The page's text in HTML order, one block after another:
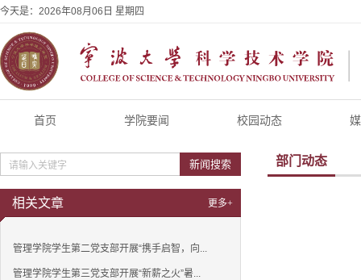
今天是： 2026年08月06日 星期四
首页 学院要闻 校园动态
新闻搜索
相关文章 更多+
管理学院学生第二党支部开展“携手启智，向...
管理学院学生第三党支部开展“新薪之火”暑...
部门动态